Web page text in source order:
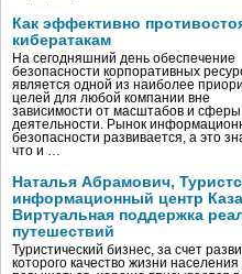
Как эффективно
кибератакам
На сегодняшний день обеспечение
безопасности корпоративных
является одной из наиболее
целей для любой компании вне
зависимости от масштабов и сферы
деятельности. Рынок
безопасности развивается, а это
что и …
Наталья Абрамович,
информационный центр
Виртуальная поддержка
путешествий
Туристический бизнес, за счет
которого качество жизни